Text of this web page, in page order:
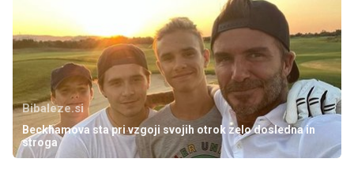
Bibaleze.si
Beckhamova sta pri vzgoji svojih otrok zelo dosledna in
stroga